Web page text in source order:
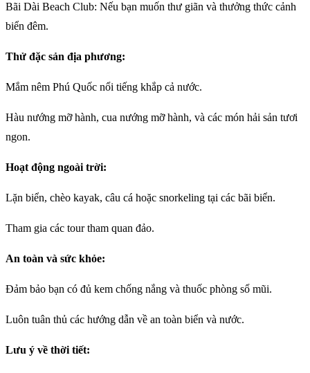
Bãi Dài Beach Club: Nếu bạn muốn thư giãn và thưởng thức cảnh
biển đêm.
Thử đặc sản địa phương:
Mắm nêm Phú Quốc nổi tiếng khắp cả nước.
Hàu nướng mỡ hành, cua nướng mỡ hành, và các món hải sản tươi
ngon.
Hoạt động ngoài trời:
Lặn biển, chèo kayak, câu cá hoặc snorkeling tại các bãi biển.
Tham gia các tour tham quan đảo.
An toàn và sức khỏe:
Đảm bảo bạn có đủ kem chống nắng và thuốc phòng sổ mũi.
Luôn tuân thủ các hướng dẫn về an toàn biển và nước.
Lưu ý về thời tiết: